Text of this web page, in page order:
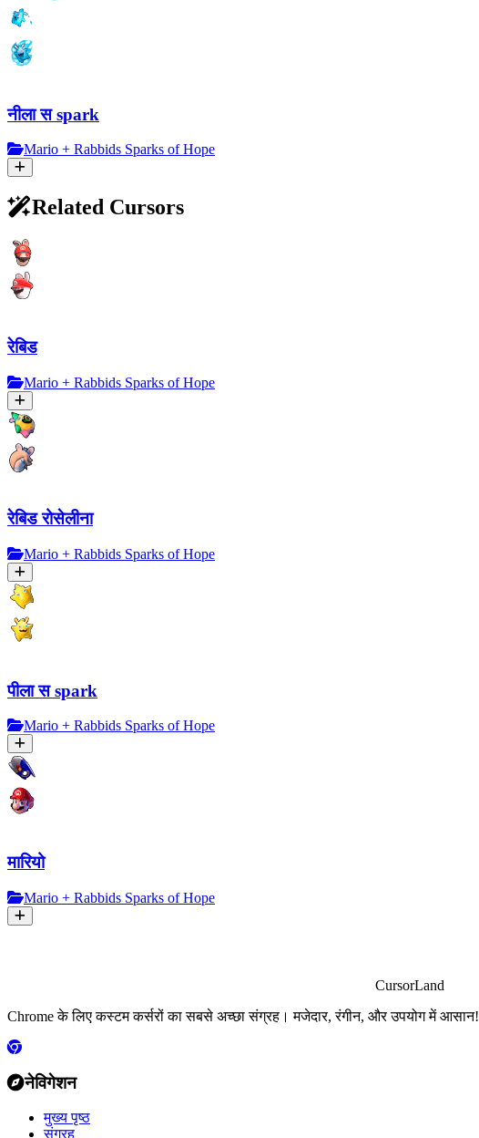
नीला स spark
Mario + Rabbids Sparks of Hope
Related Cursors
रेबिड
Mario + Rabbids Sparks of Hope
रेबिड रोसेलीना
Mario + Rabbids Sparks of Hope
पीला स spark
Mario + Rabbids Sparks of Hope
मारियो
Mario + Rabbids Sparks of Hope
CursorLand
Chrome के लिए कस्टम कर्सरों का सबसे अच्छा संग्रह। मजेदार, रंगीन, और उपयोग में आसान!
नेविगेशन
मुख्य पृष्ठ
संग्रह